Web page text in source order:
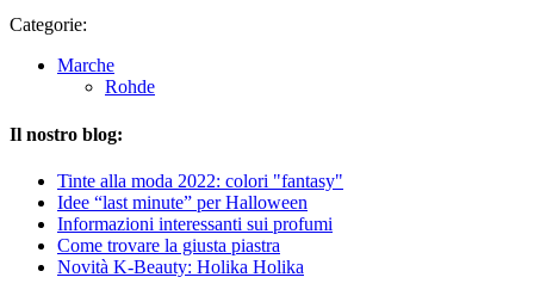
Categorie:
Marche
Rohde
Il nostro blog:
Tinte alla moda 2022: colori "fantasy"
Idee “last minute” per Halloween
Informazioni interessanti sui profumi
Come trovare la giusta piastra
Novità K-Beauty: Holika Holika